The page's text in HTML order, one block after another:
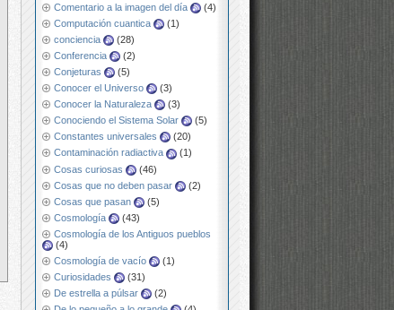
Comentario a la imagen del día
(4)
Computación cuantica
(1)
conciencia
(28)
Conferencia
(2)
Conjeturas
(5)
Conocer el Universo
(3)
Conocer la Naturaleza
(3)
Conociendo el Sistema Solar
(5)
Constantes universales
(20)
Contaminación radiactiva
(1)
Cosas curiosas
(46)
Cosas que no deben pasar
(2)
Cosas que pasan
(5)
Cosmología
(43)
Cosmología de los Antiguos pueblos
(4)
Cosmología de vacío
(1)
Curiosidades
(31)
De estrella a púlsar
(2)